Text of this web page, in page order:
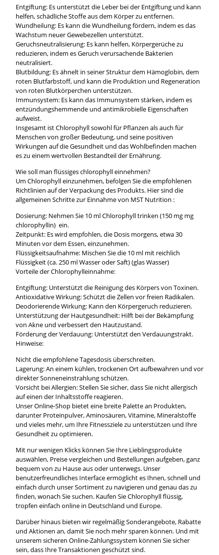
Entgiftung: Es unterstützt die Leber bei der Entgiftung und kann
helfen, schädliche Stoffe aus dem Körper zu entfernen.
Wundheilung: Es kann die Wundheilung fördern, indem es das
Wachstum neuer Gewebezellen unterstützt.
Geruchsneutralisierung: Es kann helfen, Körpergerüche zu
reduzieren, indem es Geruch verursachende Bakterien
neutralisiert.
Blutbildung: Es ähnelt in seiner Struktur dem Hämoglobin, dem
roten Blutfarbstoff, und kann die Produktion und Regeneration
von roten Blutkörperchen unterstützen.
Immunsystem: Es kann das Immunsystem stärken, indem es
entzündungshemmende und antimikrobielle Eigenschaften
aufweist.
Insgesamt ist Chlorophyll sowohl für Pflanzen als auch für
Menschen von großer Bedeutung, und seine positiven
Wirkungen auf die Gesundheit und das Wohlbefinden machen
es zu einem wertvollen Bestandteil der Ernährung.
Wie soll man flüssiges chlorophyll einnehmen?
Um Chlorophyll einzunehmen, befolgen Sie die empfohlenen
Richtlinien auf der Verpackung des Produkts. Hier sind die
allgemeinen Schritte zur Einnahme von MST Nutrition :
Dosierung: Nehmen Sie 10 ml Chlorophyll trinken (150 mg mg
chlorophyllin) ein.
Zeitpunkt: Es wird empfohlen, die Dosis morgens, etwa 30
Minuten vor dem Essen, einzunehmen.
Flüssigkeitsaufnahme: Mischen Sie die 10 ml mit reichlich
Flüssigkeit (ca. 250 ml Wasser oder Saft) (glas Wasser)
Vorteile der Chlorophylleinnahme:
Entgiftung: Unterstützt die Reinigung des Körpers von Toxinen.
Antioxidative Wirkung: Schützt die Zellen vor freien Radikalen.
Deodorierende Wirkung: Kann den Körpergeruch reduzieren.
Unterstützung der Hautgesundheit: Hilft bei der Bekämpfung
von Akne und verbessert den Hautzustand.
Förderung der Verdauung: Unterstützt den Verdauungstrakt.
Hinweise:
Nicht die empfohlene Tagesdosis überschreiten.
Lagerung: An einem kühlen, trockenen Ort aufbewahren und vor
direkter Sonneneinstrahlung schützen.
Vorsicht bei Allergien: Stellen Sie sicher, dass Sie nicht allergisch
auf einen der Inhaltsstoffe reagieren.
Unser Online-Shop bietet eine breite Palette an Produkten,
darunter Proteinpulver, Aminosäuren, Vitamine, Mineralstoffe
und vieles mehr, um Ihre Fitnessziele zu unterstützen und Ihre
Gesundheit zu optimieren.
Mit nur wenigen Klicks können Sie Ihre Lieblingsprodukte
auswählen, Preise vergleichen und Bestellungen aufgeben, ganz
bequem von zu Hause aus oder unterwegs. Unser
benutzerfreundliches Interface ermöglicht es Ihnen, schnell und
einfach durch unser Sortiment zu navigieren und genau das zu
finden, wonach Sie suchen. Kaufen Sie Chlorophyll flüssig,
tropfen einfach online in Deutschland und Europe.
Darüber hinaus bieten wir regelmäßig Sonderangebote, Rabatte
und Aktionen an, damit Sie noch mehr sparen können. Und mit
unserem sicheren Online-Zahlungssystem können Sie sicher
sein, dass Ihre Transaktionen geschützt sind.